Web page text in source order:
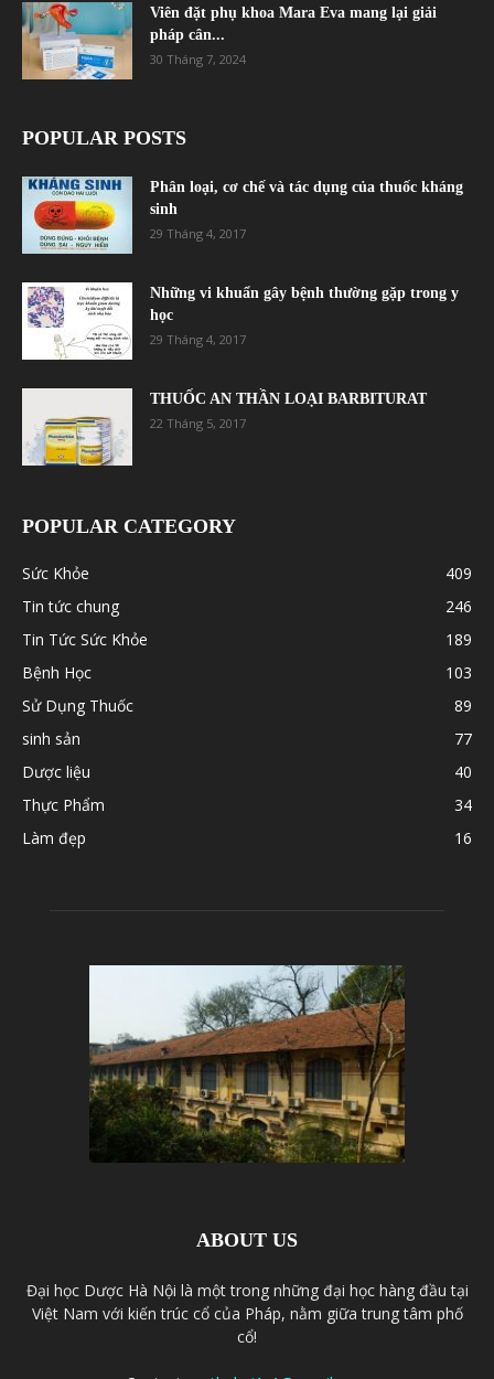
Viên đặt phụ khoa Mara Eva mang lại giải
pháp cân...
30 Tháng 7, 2024
POPULAR POSTS
Phân loại, cơ chế và tác dụng của thuốc kháng
sinh
29 Tháng 4, 2017
Những vi khuẩn gây bệnh thường gặp trong y
học
29 Tháng 4, 2017
THUỐC AN THẦN LOẠI BARBITURAT
22 Tháng 5, 2017
POPULAR CATEGORY
Sức Khỏe
409
Tin tức chung
246
Tin Tức Sức Khỏe
189
Bệnh Học
103
Sử Dụng Thuốc
89
sinh sản
77
Dược liệu
40
Thực Phẩm
34
Làm đẹp
16
ABOUT US
Đại học Dược Hà Nội là một trong những đại học hàng đầu tại
Việt Nam với kiến trúc cổ của Pháp, nằm giữa trung tâm phố
cổ!